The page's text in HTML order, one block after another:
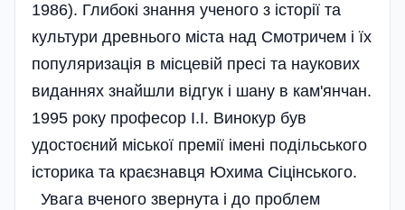
1986). Глибокі знання ученого з історії та
культури древнього міста над Смотричем і їх
популяризація в місцевій пресі та наукових
виданнях знайшли відгук і шану в кам'янчан.
1995 року професор І.І. Винокур був
удостоєний міської премії імені подільського
історика та краєзнавця Юхима Сіцінського.
Увага вченого звернута і до проблем